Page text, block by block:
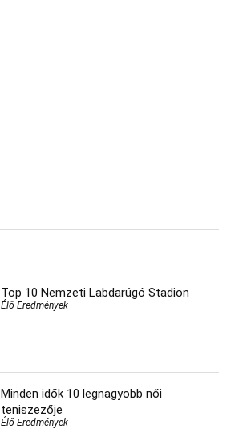
Top 10 Nemzeti Labdarúgó Stadion
Élő Eredmények
Minden idők 10 legnagyobb női
teniszezője
Élő Eredmények